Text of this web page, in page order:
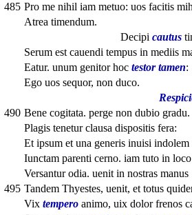
485 Pro me nihil iam metuo: uos facitis
Atrea timendum.
Decipi cautus
Serum est cauendi tempus in mediis
Eatur. unum genitor hoc testor tamen:
Ego uos sequor, non duco.
490 Bene cogitata. perge non dubio gradu.
Plagis tenetur clausa dispositis fera:
Et ipsum et una generis inuisi indolem
Iunctam parenti cerno. iam tuto in loco
Versantur odia. uenit in nostras manus
495 Tandem Thyestes, uenit, et totus
Vix tempero animo, uix dolor frenos